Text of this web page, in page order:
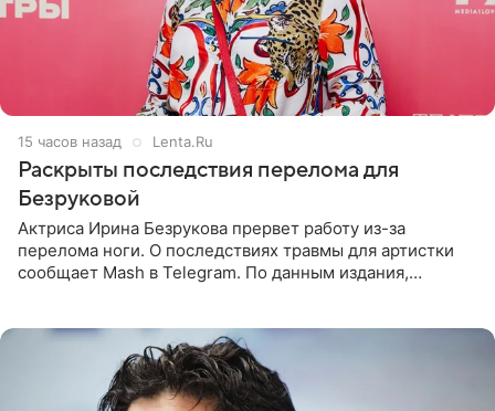
15 часов назад Lenta.Ru
Раскрыты последствия перелома для
Безруковой
Актриса Ирина Безрукова прервет работу из-за
перелома ноги. О последствиях травмы для артистки
сообщает Mash в Telegram. По данным издания,